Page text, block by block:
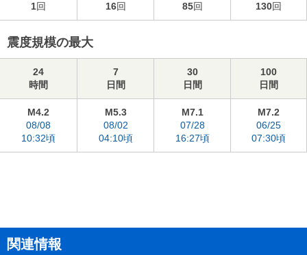
1回 16回 85回 130回
震度規模の最大
24
時間
7
日間
30
日間
100
日間
M4.2
08/08
10:32頃
M5.3
08/02
04:10頃
M7.1
07/28
16:27頃
M7.2
06/25
07:30頃
関連情報